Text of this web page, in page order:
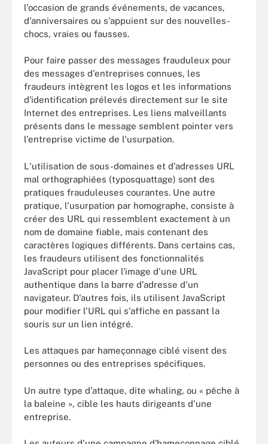
l'occasion de grands événements, de vacances,
d'anniversaires ou s'appuient sur des nouvelles-
chocs, vraies ou fausses.
Pour faire passer des messages frauduleux pour
des messages d'entreprises connues, les
fraudeurs intègrent les logos et les informations
d'identification prélevés directement sur le site
Internet des entreprises. Les liens malveillants
présents dans le message semblent pointer vers
l'entreprise victime de l'usurpation.
L'utilisation de sous-domaines et d'adresses URL
mal orthographiées (typosquattage) sont des
pratiques frauduleuses courantes. Une autre
pratique, l'usurpation par homographe, consiste à
créer des URL qui ressemblent exactement à un
nom de domaine fiable, mais contenant des
caractères logiques différents. Dans certains cas,
les fraudeurs utilisent des fonctionnalités
JavaScript pour placer l'image d'une URL
authentique dans la barre d'adresse d'un
navigateur. D'autres fois, ils utilisent JavaScript
pour modifier l'URL qui s'affiche en passant la
souris sur un lien intégré.
Les attaques par hameçonnage ciblé visent des
personnes ou des entreprises spécifiques.
Un autre type d'attaque, dite whaling, ou « pêche à
la baleine », cible les hauts dirigeants d'une
entreprise.